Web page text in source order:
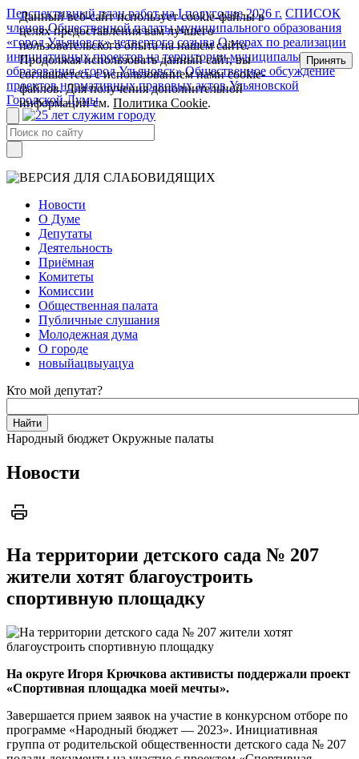
Перспективный план работ на I полугодие 2026 г. СПИСОК
членов Общественной палаты муниципального образования
«город Ульяновск» четвертого созыва О мерах по реализации
инициативных проектов на территории муниципального
образования «город Ульяновск» Общественное обсуждение
проектов нормативных правовых актов Ульяновской
Городской Думы
Новости
О Думе
Депутаты
Деятельность
Приёмная
Комитеты
Комиссии
Общественная палата
Публичные слушания
Молодежная дума
О городе
новыйацвыуацуа
Кто мой депутат?
Народный бюджет Окружные палаты
Новости
На территории детского сада № 207
жители хотят благоустроить
спортивную площадку
На округе Игоря Крючкова активисты поддержали проект
«Спортивная площадка моей мечты».
Завершается прием заявок на участие в конкурсном отборе по
программе «Народный бюджет — 2023». Инициативная
группа от родительской общественности детского сада № 207
Данный веб-сайт использует cookie-файлы в
целях предоставления вам лучшего
пользовательского опыта на нашем сайте.
Продолжая использовать данный сайт, вы
соглашаетесь с использованием нами cookie-
файлов. Для получения дополнительной
информации см.Политика Cookie.
Принять